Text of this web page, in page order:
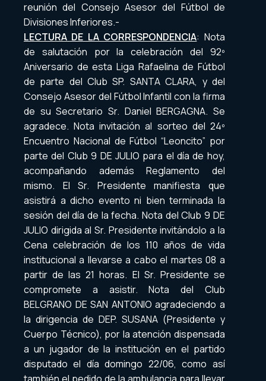
reunión del Consejo Asesor del Fútbol de
Divisiones Inferiores.-
LECTURA DE LA CORRESPONDENCIA: Nota
de salutación por la celebración del 92º
Aniversario de esta Liga Rafaelina de Fútbol
de parte del Club SP. SANTA CLARA, y del
Consejo Asesor del Fútbol Infantil con la firma
de su Secretario Sr. Daniel BERGAGNA. Se
agradece. Nota invitación al sorteo del 24º
Encuentro Nacional de Fútbol “Leoncito” por
parte del Club 9 DE JULIO para el día de hoy,
acompañando además Reglamento del
mismo. El Sr. Presidente manifiesta que
asistirá a dicho evento ni bien terminada la
sesión del día de la fecha. Nota del Club 9 DE
JULIO dirigida al Sr. Presidente invitándolo a la
Cena celebración de los 110 años de vida
institucional a llevarse a cabo el martes 08 a
partir de las 21 horas. El Sr. Presidente se
compromete a asistir. Nota del Club
BELGRANO DE SAN ANTONIO agradeciendo a
la dirigencia de DEP. SUSANA (Presidente y
Cuerpo Técnico), por la atención dispensada
a un jugador de la institución en el partido
disputado el día domingo 22/06, como así